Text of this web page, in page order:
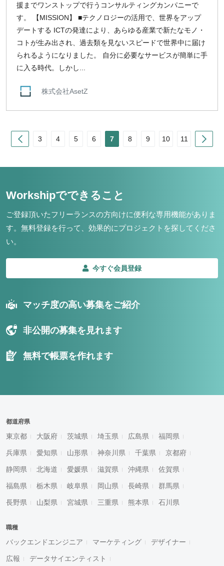
援までワンストップで行うコンサルティングカンパニーで
す。 【MISSION】 ■テクノロジーの活用で、世界をアップ
デートする ICTの発達により、あらゆる産業で新たなモノ・
コトが生み出され、過去類を見ないスピードで世界中に届け
られるようになりました。 自分に必要なサービスが簡単に手
に入る時代。しかし...
株式会社AsetZ
Prev
3 4 5 6 7 8 9 10 11
Workshipでできること
ご登録頂いたフリーランスの方向けに便利な専用機能がありま
す。 無料登録を行って、効果的にプロジェクトを探してくださ
い。
今すぐ会員登録
マッチ度の高い募集をご紹介
非公開の募集を見れます
無料で帳票を作れます
都道府県
東京都 大阪府 茨城県 埼玉県 広島県 福岡県
兵庫県 愛知県 山形県 神奈川県 千葉県 京都府
静岡県 北海道 愛媛県 滋賀県 沖縄県 佐賀県
福島県 栃木県 岐阜県 岡山県 長崎県 群馬県
長野県 山梨県 宮城県 三重県 熊本県 石川県
職種
バックエンドエンジニア マーケティング デザイナー
広報 データサイエンティスト